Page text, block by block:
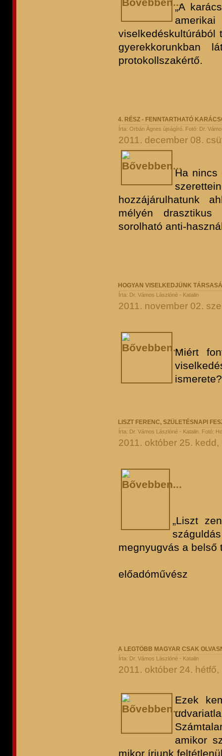
„A
viselkedéskultúrából
gyerekkorunkban
protokollszakértő.
4. RÉSZ - FENNTARTHATÓ
Írta: Orbán Ágnes újságíró. Fotó: Dr.
2011. december 08.
Ha nincs
hozzájárulhatunk
mélyén drasztikus
sorolható anti-
HOGYAN VISELKEDJÜNK
Írta: Dr. Vámos Lászlóné - Katalin
2011. november 02.
Miért
ismerete?
LISZT FERENC, SZÜLETÉSNAPI
Írta: Dr. Vámos Lászlóné - Katalin. Fotó:
2011. október 25. kedd,
„Liszt
megnyugvás a belső
előadóművész
A LEGTÖBB MAGYAR CSAK
Írta: Dr. Vámos Lászlóné - Katalin
2011. október 24. hétfő,
Ezek
amikor
mikor írjunk